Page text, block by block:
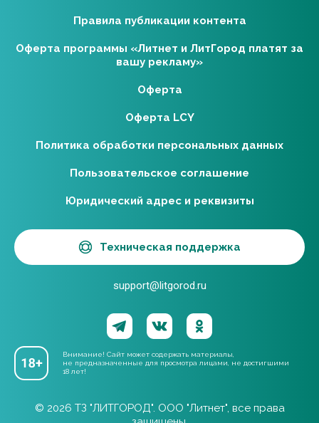
Внимание! Сайт может содержать материалы,
не предназначенные для просмотра лицами, не достигшими
18 лет!
Правила публикации контента
Оферта программы «Литнет и ЛитГород платят за
вашу рекламу»
Оферта
Оферта LCY
Политика обработки персональных данных
Пользовательское соглашение
Юридический адрес и реквизиты
Техническая поддержка
support@litgorod.ru
© 2026 ТЗ "ЛИТГОРОД". ООО "Литнет", все права